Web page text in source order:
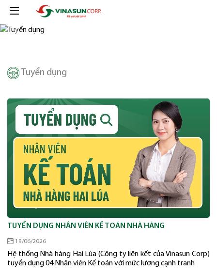
Previous
Tuyển dụng
TUYỂN DỤNG NHÂN VIÊN KẾ TOÁN NHÀ HÀNG
19/06/2026
Hệ thống Nhà hàng Hai Lúa (Công ty liên kết của Vinasun Corp)
tuyển dụng 04 Nhân viên Kế toán với mức lương cạnh tranh